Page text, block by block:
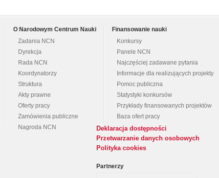
O Narodowym Centrum Nauki
Zadania NCN
Dyrekcja
Rada NCN
Koordynatorzy
Struktura
Akty prawne
Oferty pracy
Zamówienia publiczne
Nagroda NCN
Finansowanie nauki
Konkursy
Panele NCN
Najczęściej zadawane pytania
Informacje dla realizujących projekty
Pomoc publiczna
Statystyki konkursów
Przykłady finansowanych projektów
Baza ofert pracy
Deklaracja dostępności
Przetwarzanie danych osobowych
Polityka cookies
Partnerzy